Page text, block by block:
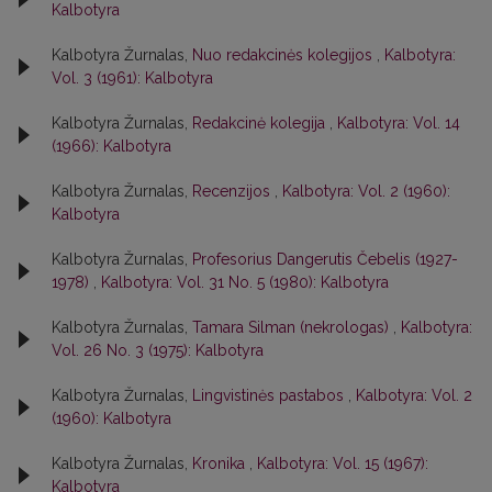
Kalbotyra
Kalbotyra Žurnalas, Nuo redakcinės kolegijos
Kalbotyra:
Vol. 3 (1961): Kalbotyra
Kalbotyra Žurnalas, Redakcinė kolegija
Kalbotyra: Vol. 14
(1966): Kalbotyra
Kalbotyra Žurnalas, Recenzijos
Kalbotyra: Vol. 2 (1960):
Kalbotyra
Kalbotyra Žurnalas,
Profesorius Dangerutis Čebelis (1927-
1978)
Kalbotyra: Vol. 31 No. 5 (1980): Kalbotyra
Kalbotyra Žurnalas, Tamara Silman (nekrologas)
Kalbotyra:
Vol. 26 No. 3 (1975): Kalbotyra
Kalbotyra Žurnalas, Lingvistinės pastabos
Kalbotyra: Vol. 2
(1960): Kalbotyra
Kalbotyra Žurnalas, Kronika
Kalbotyra: Vol. 15 (1967):
Kalbotyra